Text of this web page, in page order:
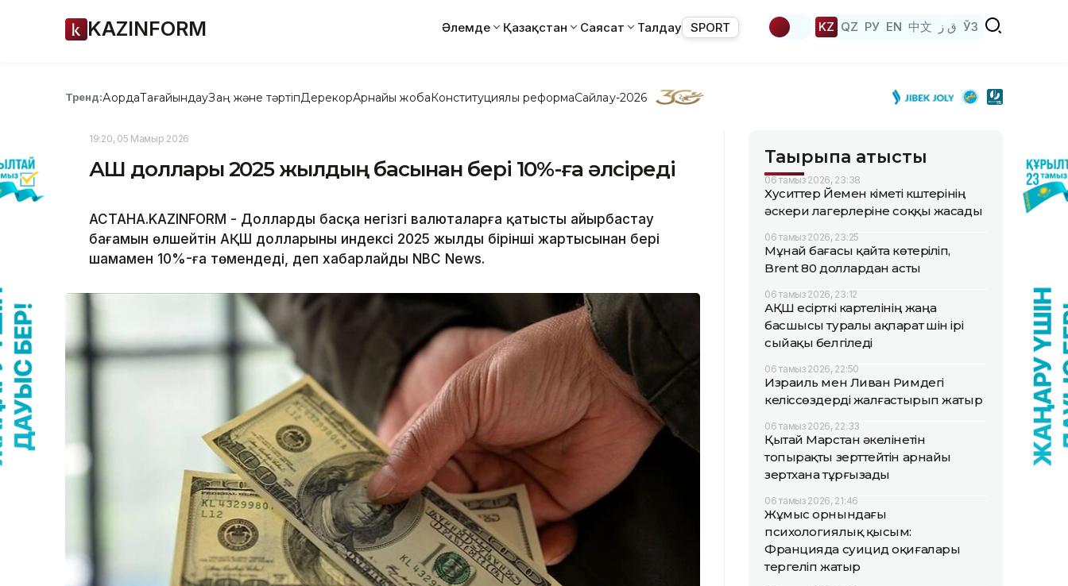
KAZINFORM Әлемде Қазақстан Саясат Талдау SPORT KZ QZ РУ EN 中文 ق ز ЎЗ
Тренд:АқордаТағайындауЗаң және тәртіпДерекқорАрнайы жобаКонституциялық реформаСайлау-2026
19:20, 05 Мамыр 2026
АҚШ доллары 2025 жылдың басынан бері 10%-ға әлсіреді
АСТАНА.KAZINFORM - Доллардың басқа негізгі валюталарға қатысты айырбастау
бағамын өлшейтін АҚШ долларының индексі 2025 жылдың бірінші жартысынан бері
шамамен 10%-ға төмендеді, деп хабарлайды NBC News.
Тақырыпқа қатысты
06 тамыз 2026, 23:38
Хуситтер Йемен үкіметі күштерінің
әскери лагерлеріне соққы жасады
06 тамыз 2026, 23:25
Мұнай бағасы қайта көтеріліп,
Brent 80 доллардан асты
06 тамыз 2026, 23:12
АҚШ есірткі картелінің жаңа
басшысы туралы ақпарат үшін ірі
сыйақы белгіледі
06 тамыз 2026, 22:50
Израиль мен Ливан Римдегі
келіссөздерді жалғастырып жатыр
06 тамыз 2026, 22:33
Қытай Марстан әкелінетін
топырақты зерттейтін арнайы
зертхана тұрғызады
06 тамыз 2026, 21:46
Жұмыс орнындағы
психологиялық қысым:
Францияда суицид оқиғалары
тергеліп жатыр